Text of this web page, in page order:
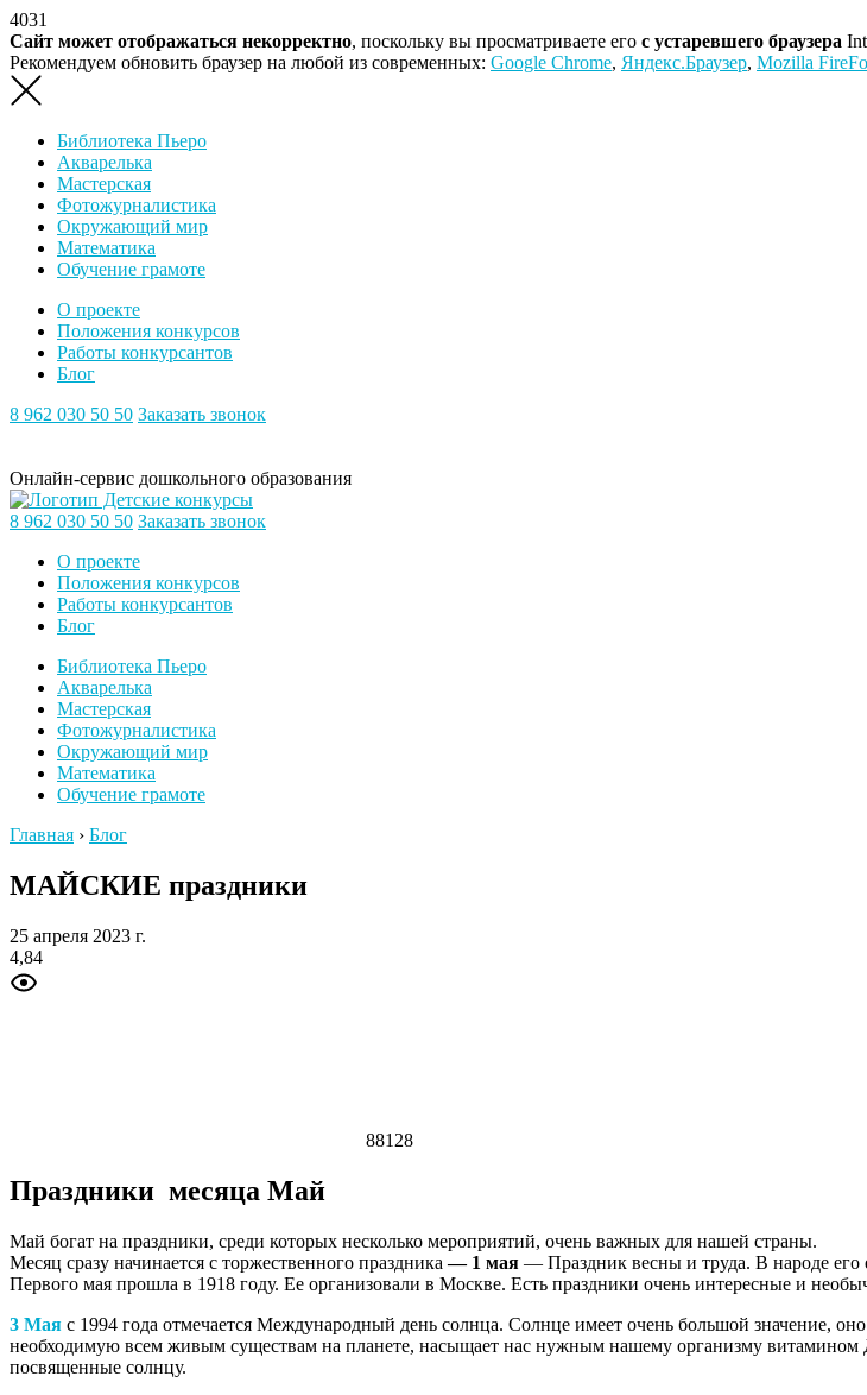
4031
Сайт может отображаться некорректно, поскольку вы просматриваете его с устаревшего браузера
Рекомендуем обновить браузер на любой из современных: Google Chrome, Яндекс.Браузер, Mozilla
Библиотека Пьеро
Акварелька
Мастерская
Фотожурналистика
Окружающий мир
Математика
Обучение грамоте
О проекте
Положения конкурсов
Работы конкурсантов
Блог
8 962 030 50 50 Заказать звонок
Онлайн-сервис дошкольного образования
8 962 030 50 50 Заказать звонок
О проекте
Положения конкурсов
Работы конкурсантов
Блог
Библиотека Пьеро
Акварелька
Мастерская
Фотожурналистика
Окружающий мир
Математика
Обучение грамоте
Главная › Блог
МАЙСКИЕ праздники
25 апреля 2023 г.
4,84
88128
Праздники месяца Май
Май богат на праздники, среди которых несколько мероприятий, очень важных для нашей страны.
Месяц сразу начинается с торжественного праздника— 1 мая — Праздник весны и труда. В народе
Первого мая прошла в 1918 году. Ее организовали в Москве. Есть праздники очень интересные и
3 Мая с 1994 года отмечается Международный день солнца. Солнце имеет очень большой значение,
необходимую всем живым существам на планете, насыщает нас нужным нашему организму
посвященные солнцу.